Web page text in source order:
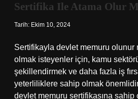
Sertifika Ile Atama Olur
Tarih: Ekim 10, 2024
Sertifikayla devlet memuru olunur
olmak isteyenler için, kamu
şekillendirmek ve daha fazla iş
yeterliliklere sahip olmak
devlet memuru sertifikasına